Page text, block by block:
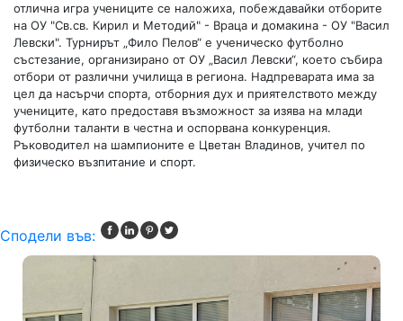
отлична игра учениците се наложиха, побеждавайки отборите
на ОУ "Св.св. Кирил и Методий" - Враца и домакина - ОУ "Васил
Левски". Турнирът „Фило Пелов“ е ученическо футболно
състезание, организирано от ОУ „Васил Левски“, което събира
отбори от различни училища в региона. Надпреварата има за
цел да насърчи спорта, отборния дух и приятелството между
учениците, като предоставя възможност за изява на млади
футболни таланти в честна и оспорвана конкуренция.
Ръководител на шампионите е Цветан Владинов, учител по
физическо възпитание и спорт.
Сподели във: